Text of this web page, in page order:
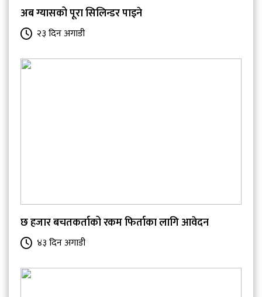
अब ग्यासको पूरा सिलिन्डर पाइने
२३ दिन अगाडी
छ हजार बचतकर्ताको रकम फिर्ताका लागि आवेदन
४३ दिन अगाडी